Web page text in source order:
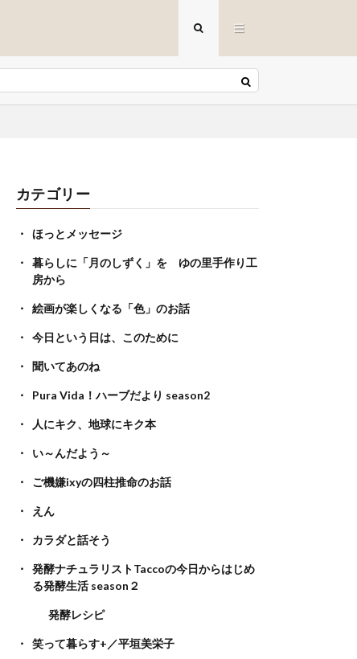
カテゴリー
ほっとメッセージ
暮らしに「月のしずく」を ゆの里手作り工
房から
絵画が楽しくなる「色」のお話
今日という日は、このために
聞いてあのね
Pura Vida！ハーブだより season2
人にキク、地球にキク本
い～んだよう～
ご機嫌ixyの四柱推命のお話
えん
カラダと話そう
発酵ナチュラリストTaccoの今日からはじめ
る発酵生活 season２
発酵レシピ
笑って暮らす+／平垣美栄子